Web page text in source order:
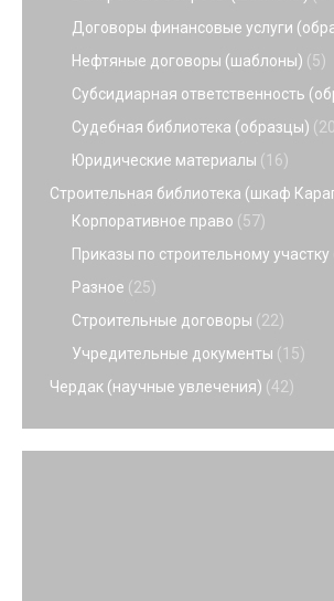
Договоры финансовые услуги
Нефтяные договоры (шаблоны) (5)
Субсидиарная ответственность
Судебная библиотека (образцы)
Юридические материалы (16)
Строительная библиотека (шкаф
Корпоративное право (57)
Приказы по строительному участку
Разное (25)
Строительные договоры (22)
Учредительные документы (15)
Чердак (научные увлечения) (42)